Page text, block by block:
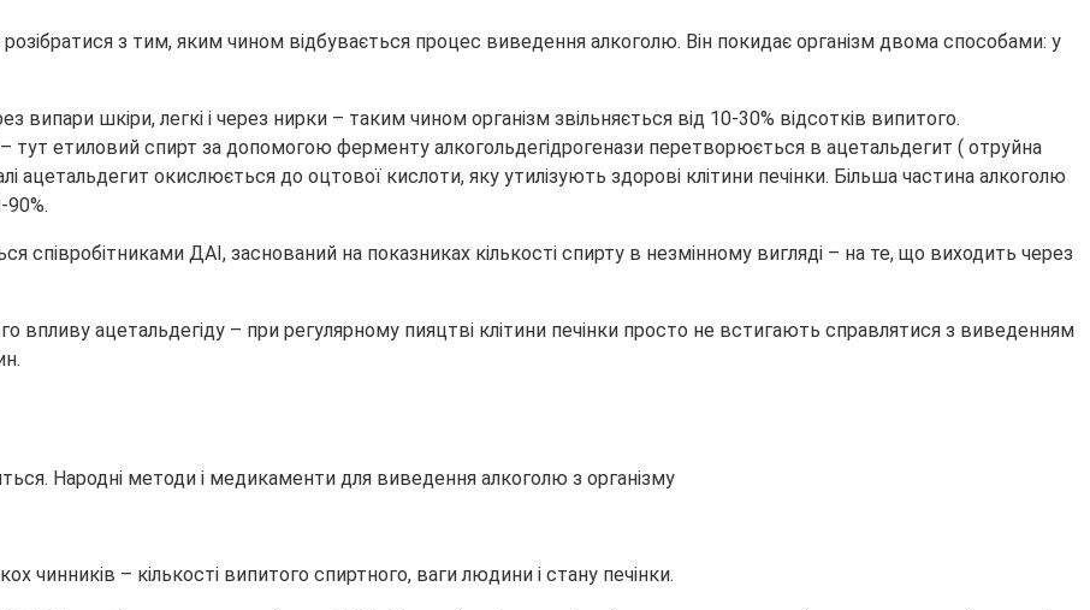
розібратися з тим, яким чином відбувається процес виведення алкоголю. Він покидає організм двома способами: у
випари шкіри, легкі і через нирки – таким чином організм звільняється від 10-30% відсотків випитого.
тут етиловий спирт за допомогою ферменту алкогольдегідрогенази перетворюється в ацетальдегит ( отруйна
ацетальдегит окислюється до оцтової кислоти, яку утилізують здорові клітини печінки. Більша частина алкоголю
співробітниками ДАІ, заснований на показниках кількості спирту в незмінному вигляді – на те, що виходить через
впливу ацетальдегіду – при регулярному пияцтві клітини печінки просто не встигають справлятися з виведенням
чинників – кількості випитого спиртного, ваги людини і стану печінки.